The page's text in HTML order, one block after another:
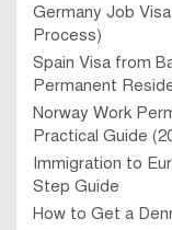
Germany Job
Process)
Spain Visa from
Permanent
Norway Work
Practical Guide
Immigration to
Step Guide
How to Get a